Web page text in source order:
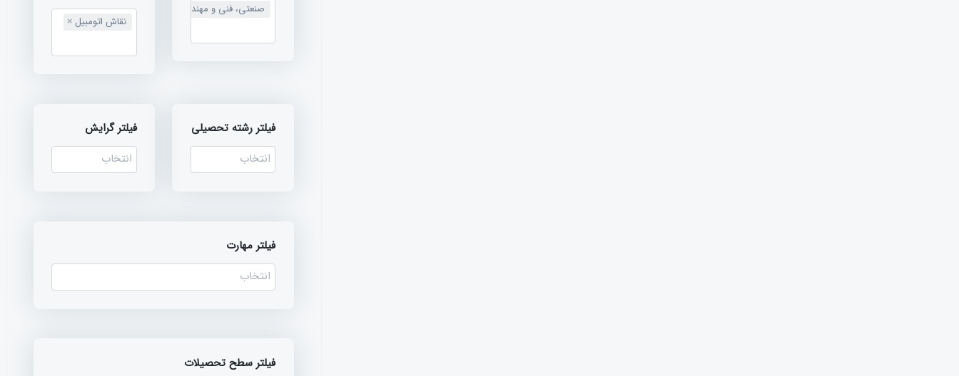
صنعتی، فنی و مهندسی
× نقاش اتومبیل
فیلتر رشته تحصیلی فیلتر گرایش
فیلتر مهارت
فیلتر سطح تحصیلات